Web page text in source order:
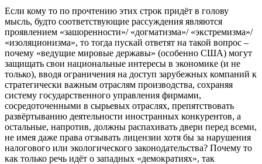
Если кому то по прочтению этих строк придёт в голову
мысль, будто соответствующие рассуждения являются
проявлением «зашоренности»/ «догматизма»/ «экстремизма»/
«изоляционизма», то тогда пускай ответят на такой вопрос –
почему «ведущие мировые державы» (особенно США) могут
защищать свои национальные интересы в экономике (и не
только), вводя ограничения на доступ зарубежных компаний к
стратегически важным отраслям производства, сохраняя
систему государственного управления фирмами,
сосредоточенными в сырьевых отраслях, препятствовать
развёртыванию деятельности иностранных конкурентов, а
остальные, напротив, должны распахивать двери перед всеми,
не имея даже права отзывать лицензии хотя бы за нарушения
налогового или экологического законодательства? Почему то
как только речь идёт о западных «демократиях», так